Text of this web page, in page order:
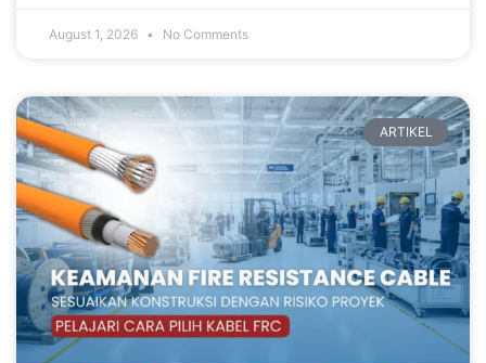
August 1, 2026 No Comments
ARTIKEL